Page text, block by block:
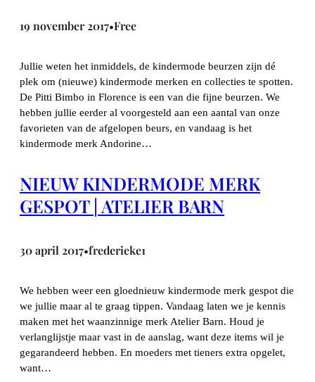
19 november 2017•Free
Jullie weten het inmiddels, de kindermode beurzen zijn dé
plek om (nieuwe) kindermode merken en collecties te spotten.
De Pitti Bimbo in Florence is een van die fijne beurzen. We
hebben jullie eerder al voorgesteld aan een aantal van onze
favorieten van de afgelopen beurs, en vandaag is het
kindermode merk Andorine…
NIEUW KINDERMODE MERK
GESPOT | ATELIER BARN
30 april 2017•frederieke1
We hebben weer een gloednieuw kindermode merk gespot die
we jullie maar al te graag tippen. Vandaag laten we je kennis
maken met het waanzinnige merk Atelier Barn. Houd je
verlanglijstje maar vast in de aanslag, want deze items wil je
gegarandeerd hebben. En moeders met tieners extra opgelet,
want…